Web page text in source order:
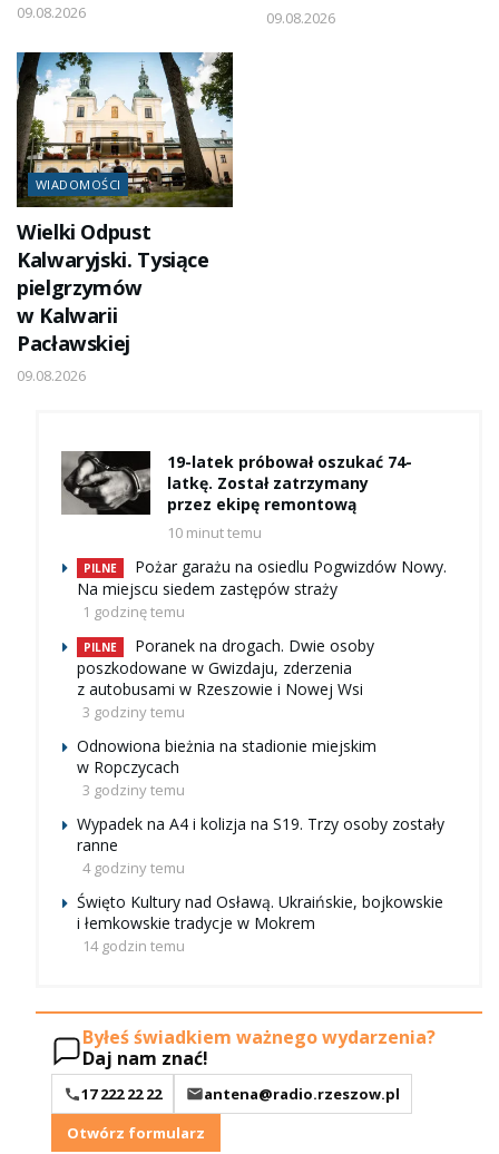
09.08.2026 09.08.2026
WIADOMOŚCI
Wielki Odpust
Kalwaryjski. Tysiące
pielgrzymów
w Kalwarii
Pacławskiej
09.08.2026
19-latek próbował oszukać 74-
latkę. Został zatrzymany
przez ekipę remontową
10 minut temu
PILNE
Pożar garażu na osiedlu Pogwizdów Nowy.
Na miejscu siedem zastępów straży
1 godzinę temu
PILNE
Poranek na drogach. Dwie osoby
poszkodowane w Gwizdaju, zderzenia
z autobusami w Rzeszowie i Nowej Wsi
3 godziny temu
Odnowiona bieżnia na stadionie miejskim
w Ropczycach
3 godziny temu
Wypadek na A4 i kolizja na S19. Trzy osoby zostały
ranne
4 godziny temu
Święto Kultury nad Osławą. Ukraińskie, bojkowskie
i łemkowskie tradycje w Mokrem
14 godzin temu
Byłeś świadkiem ważnego wydarzenia?
Daj nam znać!
17 222 22 22
antena@radio.rzeszow.pl
Otwórz formularz